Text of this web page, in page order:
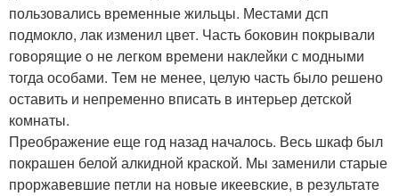
пользовались временные жильцы. Местами дсп
подмокло, лак изменил цвет. Часть боковин покрывали
говорящие о не легком времени наклейки с модными
тогда особами. Тем не менее, целую часть было решено
оставить и непременно вписать в интерьер детской
комнаты.
Преображение еще год назад началось. Весь шкаф был
покрашен белой алкидной краской. Мы заменили старые
проржавевшие петли на новые икеевские, в результате